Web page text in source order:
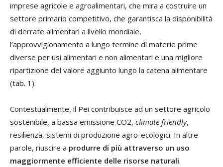
imprese agricole e agroalimentari, che mira a costruire un
settore primario competitivo, che garantisca la disponibilità
di derrate alimentari a livello mondiale,
l’approvvigionamento a lungo termine di materie prime
diverse per usi alimentari e non alimentari e una migliore
ripartizione del valore aggiunto lungo la catena alimentare
(tab. 1).
Contestualmente, il Pei contribuisce ad un settore agricolo
sostenibile, a bassa emissione CO2, climate friendly,
resilienza, sistemi di produzione agro-ecologici. In altre
parole, riuscire a produrre di più attraverso un uso
maggiormente efficiente delle risorse naturali.